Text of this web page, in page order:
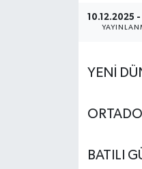
10.12.2025
YENİ
BATILI